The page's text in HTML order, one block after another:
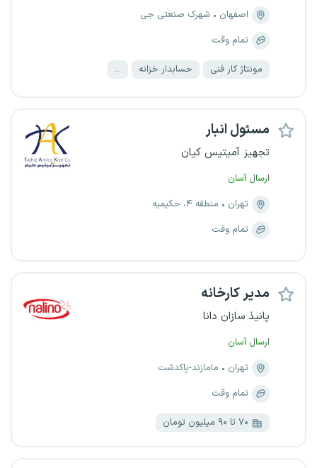
اصفهان
شهرک صنعتی جی
تمام وقت
مونتاژ کار فنی حسابدار خزانه ...
مسئول انبار
تجهیز آمیتیس کیان
ارسال آسان
تهران
منطقه ۴، حکیمیه
تمام وقت
مدیر کارخانه
پانیذ سازان دانا
ارسال آسان
تهران
مامازند-پاکدشت
تمام وقت
۷۰ تا ۹۰ میلیون تومان